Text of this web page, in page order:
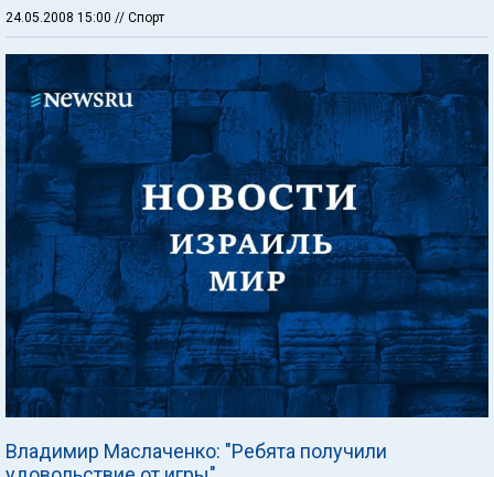
24.05.2008 15:00 // Спорт
Владимир Маслаченко: "Ребята получили